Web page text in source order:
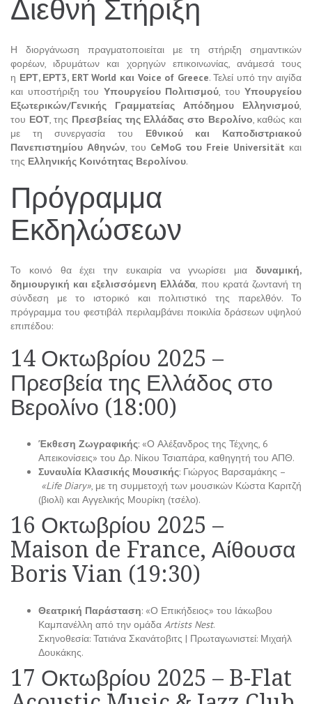
Διεθνή Στήριξη
Η διοργάνωση πραγματοποιείται με τη στήριξη σημαντικών
φορέων, ιδρυμάτων και χορηγών επικοινωνίας, ανάμεσά τους
η ΕΡΤ, ΕΡΤ3, ERT World και Voice of Greece. Τελεί υπό την αιγίδα
και υποστήριξη του Υπουργείου Πολιτισμού, του Υπουργείου
Εξωτερικών/Γενικής Γραμματείας Απόδημου Ελληνισμού,
του ΕΟΤ, της Πρεσβείας της Ελλάδας στο Βερολίνο, καθώς και
με τη συνεργασία του Εθνικού και Καποδιστριακού
Πανεπιστημίου Αθηνών, του CeMoG του Freie Universität και
της Ελληνικής Κοινότητας Βερολίνου.
Πρόγραμμα
Εκδηλώσεων
Το κοινό θα έχει την ευκαιρία να γνωρίσει μια δυναμική,
δημιουργική και εξελισσόμενη Ελλάδα, που κρατά ζωντανή τη
σύνδεση με το ιστορικό και πολιτιστικό της παρελθόν. Το
πρόγραμμα του φεστιβάλ περιλαμβάνει ποικιλία δράσεων υψηλού
επιπέδου:
14 Οκτωβρίου 2025 –
Πρεσβεία της Ελλάδος στο
Βερολίνο (18:00)
Έκθεση Ζωγραφικής: «Ο Αλέξανδρος της Τέχνης, 6
Απεικονίσεις» του Δρ. Νίκου Τσιαπάρα, καθηγητή του ΑΠΘ.
Συναυλία Κλασικής Μουσικής: Γιώργος Βαρσαμάκης –
«Life Diary», με τη συμμετοχή των μουσικών Κώστα Καριτζή
(βιολί) και Αγγελικής Μουρίκη (τσέλο).
16 Οκτωβρίου 2025 –
Maison de France, Αίθουσα
Boris Vian (19:30)
Θεατρική Παράσταση: «Ο Επικήδειος» του Ιάκωβου
Καμπανέλλη από την ομάδα Artists Nest.
Σκηνοθεσία: Τατιάνα Σκανάτοβιτς | Πρωταγωνιστεί: Μιχαήλ
Δουκάκης.
17 Οκτωβρίου 2025 – B-Flat